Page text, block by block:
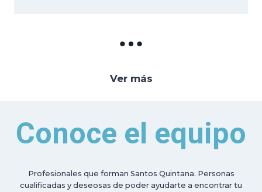
Ver más
Conoce el equipo
Profesionales que forman Santos Quintana. Personas
cualificadas y deseosas de poder ayudarte a encontrar tu